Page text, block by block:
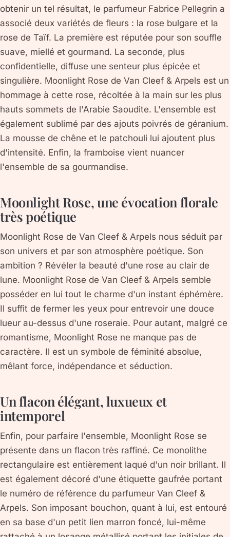
obtenir un tel résultat, le parfumeur Fabrice Pellegrin a
associé deux variétés de fleurs : la rose bulgare et la
rose de Taïf. La première est réputée pour son souffle
suave, miellé et gourmand. La seconde, plus
confidentielle, diffuse une senteur plus épicée et
singulière. Moonlight Rose de Van Cleef & Arpels est un
hommage à cette rose, récoltée à la main sur les plus
hauts sommets de l'Arabie Saoudite. L'ensemble est
également sublimé par des ajouts poivrés de géranium.
La mousse de chêne et le patchouli lui ajoutent plus
d'intensité. Enfin, la framboise vient nuancer
l'ensemble de sa gourmandise.
Moonlight Rose, une évocation florale
très poétique
Moonlight Rose de Van Cleef & Arpels nous séduit par
son univers et par son atmosphère poétique. Son
ambition ? Révéler la beauté d'une rose au clair de
lune. Moonlight Rose de Van Cleef & Arpels semble
posséder en lui tout le charme d'un instant éphémère.
Il suffit de fermer les yeux pour entrevoir une douce
lueur au-dessus d'une roseraie. Pour autant, malgré ce
romantisme, Moonlight Rose ne manque pas de
caractère. Il est un symbole de féminité absolue,
mêlant force, indépendance et séduction.
Un flacon élégant, luxueux et
intemporel
Enfin, pour parfaire l'ensemble, Moonlight Rose se
présente dans un flacon très raffiné. Ce monolithe
rectangulaire est entièrement laqué d'un noir brillant. Il
est également décoré d'une étiquette gaufrée portant
le numéro de référence du parfumeur Van Cleef &
Arpels. Son imposant bouchon, quant à lui, est entouré
en sa base d'un petit lien marron foncé, lui-même